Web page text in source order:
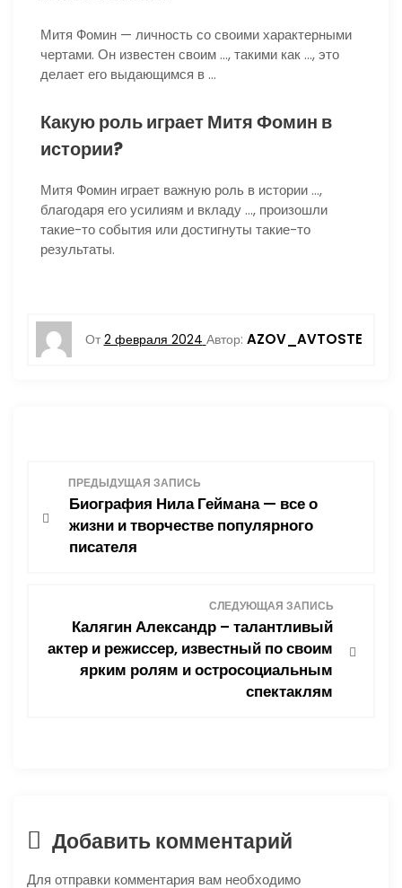
Митя Фомин — личность со своими характерными
чертами. Он известен своим …, такими как …, это
делает его выдающимся в …
Какую роль играет Митя Фомин в
истории?
Митя Фомин играет важную роль в истории …,
благодаря его усилиям и вкладу …, произошли
такие-то события или достигнуты такие-то
результаты.
От 2 февраля 2024 Автор: AZOV_AVTOSTE
п
ПРЕДЫДУЩАЯ ЗАПИСЬ
Биография Нила Геймана — все о
жизни и творчестве популярного
писателя
СЛЕДУЮЩАЯ ЗАПИСЬ
Калягин Александр – талантливый
актер и режиссер, известный по своим
ярким ролям и остросоциальным
спектаклям
Добавить комментарий
Для отправки комментария вам необходимо